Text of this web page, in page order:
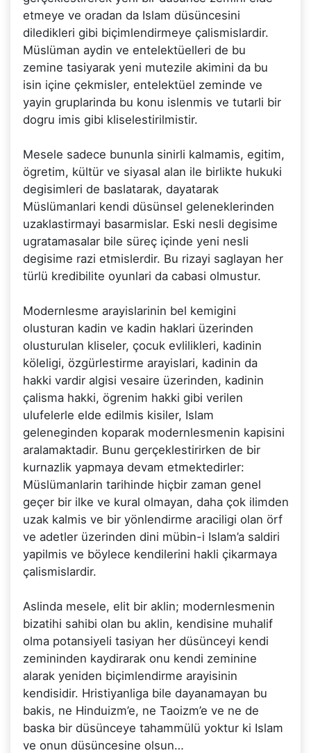
etmeye ve oradan da Islam düsüncesini
diledikleri gibi biçimlendirmeye çalismislardir.
Müslüman aydin ve entelektüelleri de bu
zemine tasiyarak yeni mutezile akimini da bu
isin içine çekmisler, entelektüel zeminde ve
yayin gruplarinda bu konu islenmis ve tutarli bir
dogru imis gibi kliselestirilmistir.
Mesele sadece bununla sinirli kalmamis, egitim,
ögretim, kültür ve siyasal alan ile birlikte hukuki
degisimleri de baslatarak, dayatarak
Müslümanlari kendi düsünsel geleneklerinden
uzaklastirmayi basarmislar. Eski nesli degisime
ugratamasalar bile süreç içinde yeni nesli
degisime razi etmislerdir. Bu rizayi saglayan her
türlü kredibilite oyunlari da cabasi olmustur.
Modernlesme arayislarinin bel kemigini
olusturan kadin ve kadin haklari üzerinden
olusturulan kliseler, çocuk evlilikleri, kadinin
köleligi, özgürlestirme arayislari, kadinin da
hakki vardir algisi vesaire üzerinden, kadinin
çalisma hakki, ögrenim hakki gibi verilen
ulufelerle elde edilmis kisiler, Islam
geleneginden koparak modernlesmenin kapisini
aralamaktadir. Bunu gerçeklestirirken de bir
kurnazlik yapmaya devam etmektedirler:
Müslümanlarin tarihinde hiçbir zaman genel
geçer bir ilke ve kural olmayan, daha çok ilimden
uzak kalmis ve bir yönlendirme araciligi olan örf
ve adetler üzerinden dini mübin-i Islam’a saldiri
yapilmis ve böylece kendilerini hakli çikarmaya
çalismislardir.
Aslinda mesele, elit bir aklin; modernlesmenin
bizatihi sahibi olan bu aklin, kendisine muhalif
olma potansiyeli tasiyan her düsünceyi kendi
zemininden kaydirarak onu kendi zeminine
alarak yeniden biçimlendirme arayisinin
kendisidir. Hristiyanliga bile dayanamayan bu
bakis, ne Hinduizm’e, ne Taoizm’e ve ne de
baska bir düsünceye tahammülü yoktur ki Islam
ve onun düsüncesine olsun…